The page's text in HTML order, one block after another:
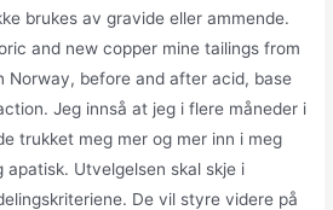
brukes av gravide eller ammende.
and new copper mine tailings from
Norway, before and after acid, base
Jeg innså at jeg i flere måneder i
trukket meg mer og mer inn i meg
apatisk. Utvelgelsen skal skje i
De vil styre videre på